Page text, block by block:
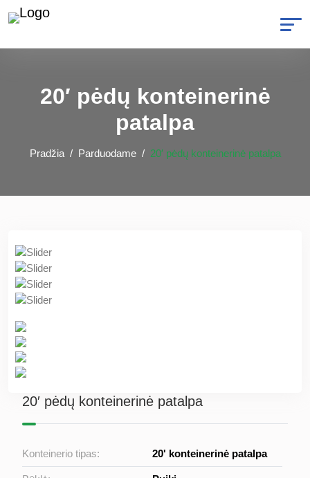
20′ pėdų konteinerinė
patalpa
Pradžia Parduodame 20′ pėdų konteinerinė patalpa
20′ pėdų konteinerinė patalpa
Konteinerio tipas: 20' konteinerinė patalpa